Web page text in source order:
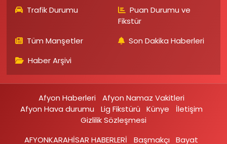
Trafik Durumu
Puan Durumu ve
Fikstür
Tüm Manşetler
Son Dakika Haberleri
Haber Arşivi
Afyon Haberleri
Afyon Namaz Vakitleri
Afyon Hava durumu
Lig Fikstürü Künye
İletişim
Gizlilik Sözleşmesi
AFYONKARAHİSAR HABERLERİ
Başmakçı Bayat